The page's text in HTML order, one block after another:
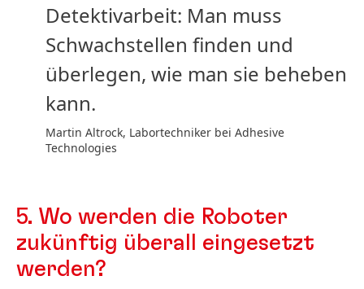
Detektivarbeit: Man muss
Schwachstellen finden und
überlegen, wie man sie beheben
kann.
Martin Altrock, Labortechniker bei Adhesive
Technologies
5. Wo werden die Roboter
zukünftig überall eingesetzt
werden?